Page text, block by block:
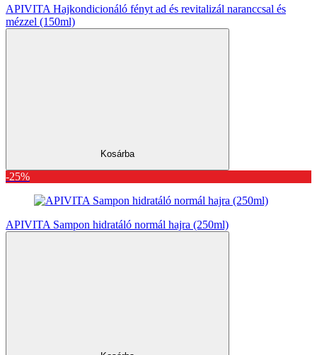
APIVITA Hajkondicionáló fényt ad és revitalizál naranccsal és
mézzel (150ml)
Kosárba
-25%
APIVITA Sampon hidratáló normál hajra (250ml)